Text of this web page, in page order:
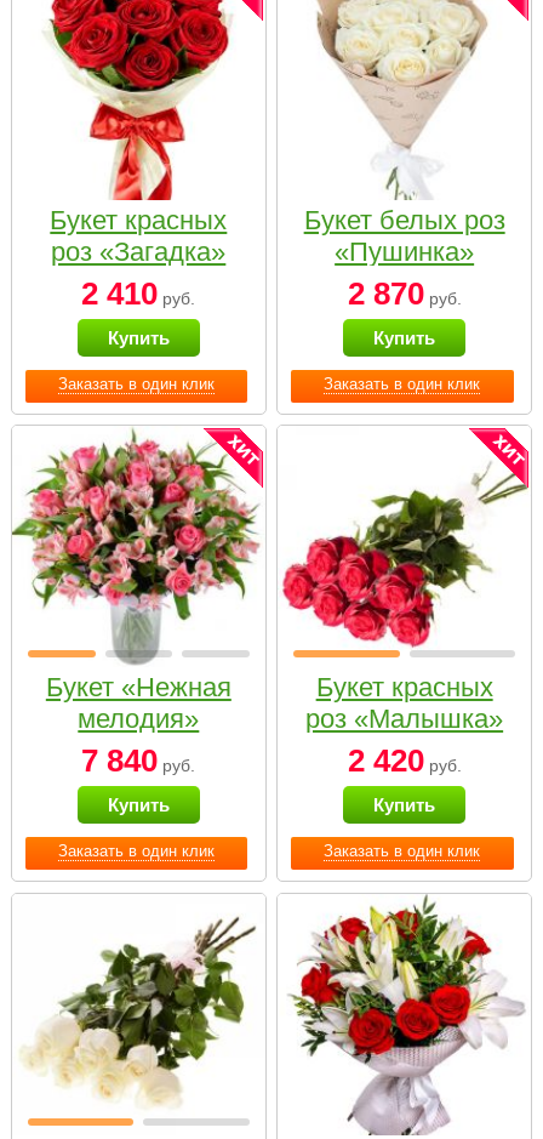
Заказать в один клик
Букет красных
роз «Загадка»
2 410 руб.
Купить
Заказать в один клик
Букет белых роз
«Пушинка»
2 870руб.
Купить
Заказать в один клик
Букет «Нежная
мелодия»
7 840 руб.
Купить
Заказать в один клик
Букет красных
роз «Малышка»
2 420руб.
Купить